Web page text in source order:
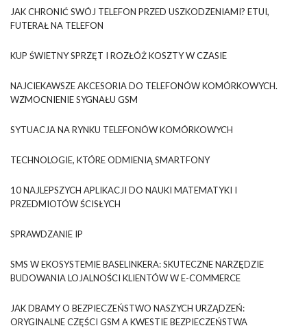
JAK CHRONIĆ SWÓJ TELEFON PRZED USZKODZENIAMI? ETUI,
FUTERAŁ NA TELEFON
KUP ŚWIETNY SPRZĘT I ROZŁÓŻ KOSZTY W CZASIE
NAJCIEKAWSZE AKCESORIA DO TELEFONÓW KOMÓRKOWYCH.
WZMOCNIENIE SYGNAŁU GSM
SYTUACJA NA RYNKU TELEFONÓW KOMÓRKOWYCH
TECHNOLOGIE, KTÓRE ODMIENIĄ SMARTFONY
10 NAJLEPSZYCH APLIKACJI DO NAUKI MATEMATYKI I
PRZEDMIOTÓW ŚCISŁYCH
SPRAWDZANIE IP
SMS W EKOSYSTEMIE BASELINKERA: SKUTECZNE NARZĘDZIE
BUDOWANIA LOJALNOŚCI KLIENTÓW W E-COMMERCE
JAK DBAMY O BEZPIECZEŃSTWO NASZYCH URZĄDZEŃ:
ORYGINALNE CZĘŚCI GSM A KWESTIE BEZPIECZEŃSTWA